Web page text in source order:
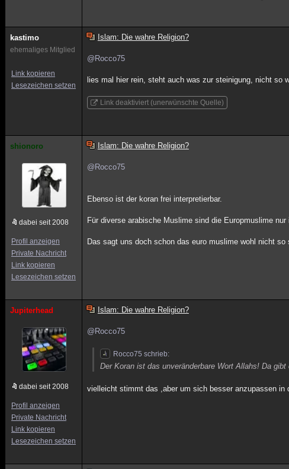
kastimo
ehemaliges Mitglied
Link kopieren
Lesezeichen setzen
Islam: Die wahre Religion?
@Rocco75
lies mal hier rein, steht auch was zur steinigung, nicht so
Link deaktiviert (unerwünschte Quelle)
shionoro
dabei seit 2008
Profil anzeigen
Private Nachricht
Link kopieren
Lesezeichen setzen
Islam: Die wahre Religion?
@Rocco75
Ebenso ist der koran frei interpretierbar.
Für diverse arabische Muslime sind die Europmuslime
Das sagt uns doch schon das euro muslime wohl nicht
Jupiterhead
dabei seit 2008
Profil anzeigen
Private Nachricht
Link kopieren
Lesezeichen setzen
Islam: Die wahre Religion?
@Rocco75
Rocco75 schrieb:
Der Koran ist das unveränderbare Wort Allahs! Da
vielleicht stimmt das ,aber um sich besser anzupassen